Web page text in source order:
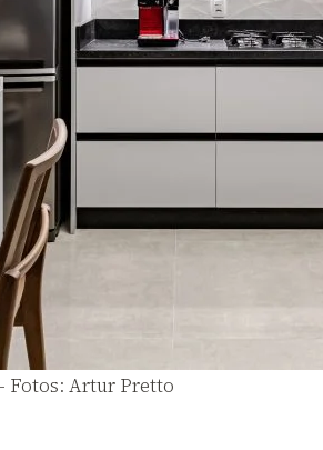
Fotos: Artur Pretto